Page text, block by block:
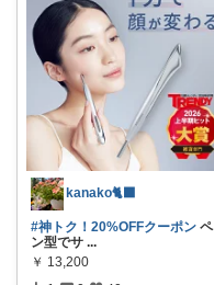
kanako🐈‍⬛
#神トク！20%OFFクーポン ペ
ン型でサ ...
￥ 13,200